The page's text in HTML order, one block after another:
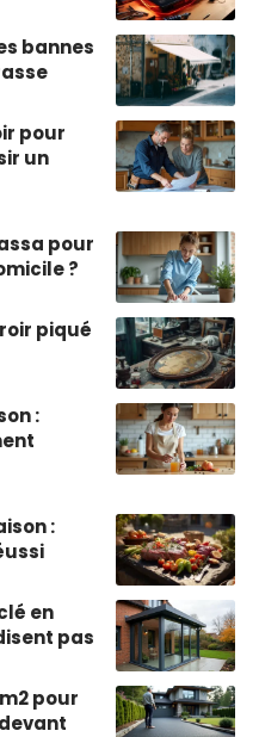
bannes
pour
un
pour
?
piqué
:
:
en
pas
pour